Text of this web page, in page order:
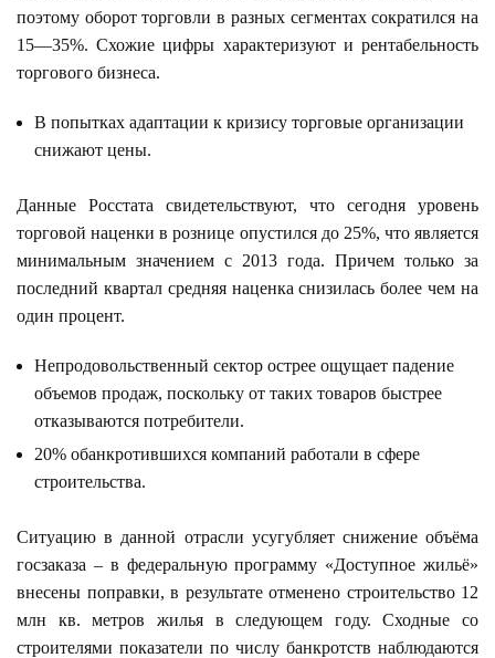
поэтому оборот торговли в разных сегментах сократился на
15—35%. Схожие цифры характеризуют и рентабельность
торгового бизнеса.
В попытках адаптации к кризису торговые организации
снижают цены.
Данные Росстата свидетельствуют, что сегодня уровень
торговой наценки в рознице опустился до 25%, что является
минимальным значением с 2013 года. Причем только за
последний квартал средняя наценка снизилась более чем на
один процент.
Непродовольственный сектор острее ощущает падение
объемов продаж, поскольку от таких товаров быстрее
отказываются потребители.
20% обанкротившихся компаний работали в сфере
строительства.
Ситуацию в данной отрасли усугубляет снижение объёма
госзаказа – в федеральную программу «Доступное жильё»
внесены поправки, в результате отменено строительство 12
млн кв. метров жилья в следующем году. Сходные со
строителями показатели по числу банкротств наблюдаются